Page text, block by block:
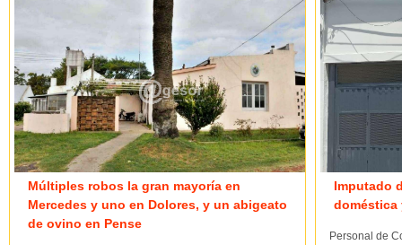
Múltiples robos la gran mayoría en
Mercedes y uno en Dolores, y un abigeato
de ovino en Pense
Imputado
doméstica
Personal de